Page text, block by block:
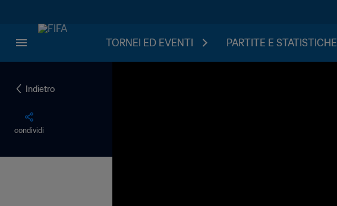
TORNEI ED EVENTI PARTITE E STATISTICHE
Indietro
condividi